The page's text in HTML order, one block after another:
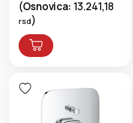
(Osnovica: 13.241,18
rsd)